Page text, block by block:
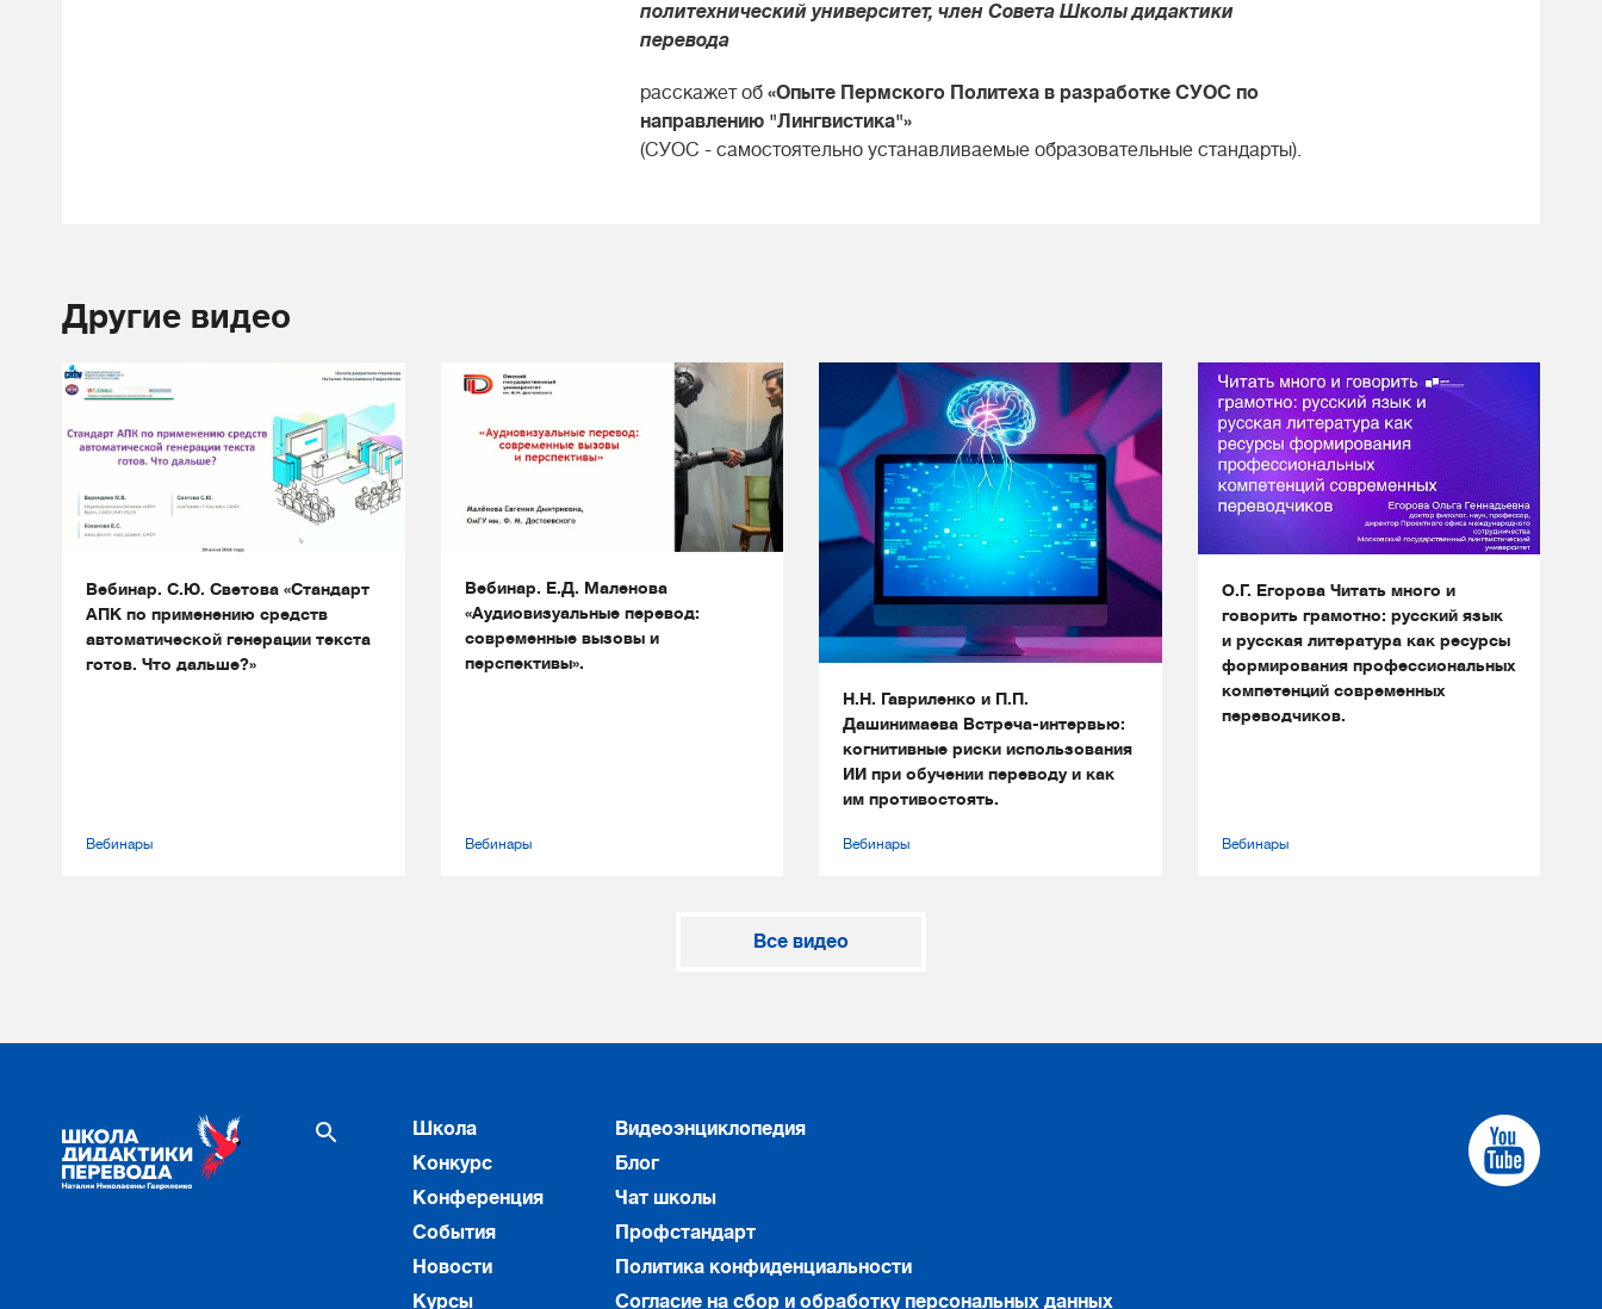
политехнический университет, член Совета Школы дидактики
перевода
расскажет об «Опыте Пермского Политеха в разработке СУОС по
направлению "Лингвистика"»
(СУОС - самостоятельно устанавливаемые образовательные стандарты).
Другие видео
Вебинар. С.Ю. Светова «Стандарт
АПК по применению средств
автоматической генерации текста
готов. Что дальше?»
Вебинары
Вебинар. Е.Д. Маленова
«Аудиовизуальные перевод:
современные вызовы и
перспективы».
Вебинары
Н.Н. Гавриленко и П.П.
Дашинимаева Встреча-интервью:
когнитивные риски использования
ИИ при обучении переводу и как
им противостоять.
Вебинары
О.Г. Егорова Читать много и
говорить грамотно: русский язык
и русская литература как ресурсы
формирования профессиональных
компетенций современных
переводчиков.
Вебинары
Все видео
Школа
Конкурс
Конференция
События
Новости
Курсы
Видеоэнциклопедия
Блог
Чат школы
Профстандарт
Политика конфиденциальности
Согласие на сбор и обработку персональных данных